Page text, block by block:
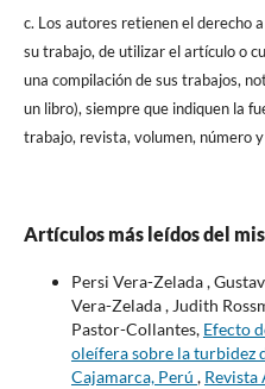
c. Los autores retienen el derecho
su trabajo, de utilizar el artículo o
una compilación de sus trabajos,
un libro), siempre que indiquen la
trabajo, revista, volumen, número y
Artículos más leídos del
Persi Vera-Zelada ,
Vera-Zelada , Judith
Pastor-Collantes, Efecto
oleífera sobre la turbidez
Cajamarca, Perú , Revista